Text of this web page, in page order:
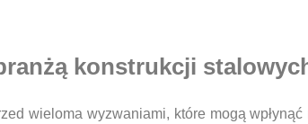
konstrukcji
wieloma wyzwaniami, które mogą